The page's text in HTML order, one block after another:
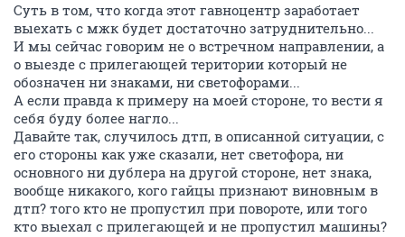
Суть в том, что когда этот гавноцентр заработает
выехать с мжк будет достаточно затруднительно...
И мы сейчас говорим не о встречном направлении, а
о выезде с прилегающей територии который не
обозначен ни знаками, ни светофорами...
А если правда к примеру на моей стороне, то вести я
себя буду более нагло...
Давайте так, случилось дтп, в описанной ситуации, с
его стороны как уже сказали, нет светофора, ни
основного ни дублера на другой стороне, нет знака,
вообще никакого, кого гайцы признают виновным в
дтп? того кто не пропустил при повороте, или того
кто выехал с прилегающей и не пропустил машины?